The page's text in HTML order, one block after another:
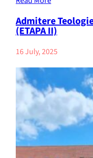
Admitere
(ETAPA II)
16 July, 2025